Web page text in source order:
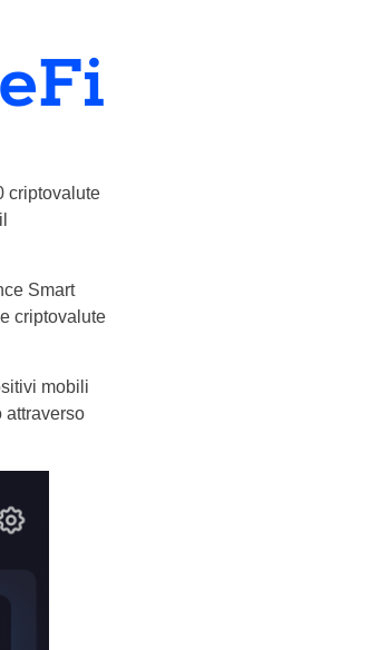
criptovalute
Smart
criptovalute
mobili
attraverso